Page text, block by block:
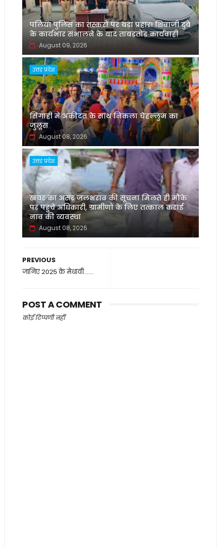
पलिया पुलिस का तस्करों पर बड़ा प्रहार! शिवाजी दुबे
के कार्यभार संभालने के बाद ताबड़तोड़ कार्यवाही
August 09, 2026
उत्तर प्रदेश
सिंगाही में अकीदत के साथ निकला चेहल्लुम का
जुलूस
August 08, 2026
उत्तर प्रदेश
खबर का असर जलभराव की सूचना मिलते ही मौके
पर पहुंचे अधिकारी, ग्रामीणों के लिए तत्काल कराई
नाव की व्यवस्था
August 08, 2026
PREVIOUS
जानिए 2025 के मेधावी.......
POST A COMMENT
कोई टिप्पणी नहीं